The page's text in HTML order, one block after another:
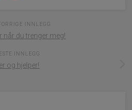
INNLEGG
når du trenger meg!
INNLEGG
og hjelper!